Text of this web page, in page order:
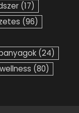
(17)
(96)
(24)
wellness (80)